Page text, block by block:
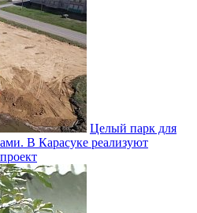
Целый парк для
В Карасуке реализуют